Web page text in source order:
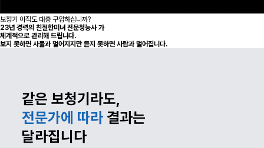
보청기 아직도 대충 구입하십니까?
23년 경력의 친절한미녀 전문청능사가
체계적으로 관리해 드립니다.
보지 못하면 사물과 멀어지지만 듣지 못하면 사람과 멀어집니다.
같은 보청기라도,
전문가에 따라 결과는
달라집니다